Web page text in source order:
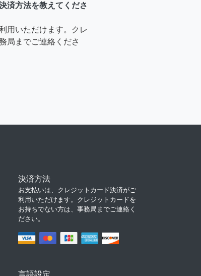
済方法を教えてくださ
用いただけます。クレ
局までご連絡くださ
決済方法
お支払いは、クレジットカード決済がご
利用いただけます。クレジットカードを
お持ちでない方は、事務局までご連絡く
ださい。
言語設定